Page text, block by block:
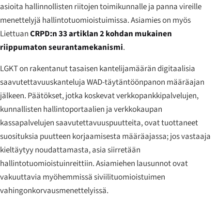
asioita hallinnollisten riitojen toimikunnalle ja panna vireille
menettelyjä hallintotuomioistuimissa. Asiamies on myös
LiettuanCRPD:n 33 artiklan 2 kohdan mukainen
riippumaton seurantamekanismi.
LGKT on rakentanut tasaisen kantelijamäärän digitaalisia
saavutettavuuskanteluja WAD-täytäntöönpanon määräajan
jälkeen. Päätökset, jotka koskevat verkkopankkipalvelujen,
kunnallisten hallintoportaalien ja verkkokaupan
kassapalvelujen saavutettavuuspuutteita, ovat tuottaneet
suosituksia puutteen korjaamisesta määräajassa; jos vastaaja
kieltäytyy noudattamasta, asia siirretään
hallintotuomioistuinreittiin. Asiamiehen lausunnot ovat
vakuuttavia myöhemmissä siviilituomioistuimen
vahingonkorvausmenettelyissä.